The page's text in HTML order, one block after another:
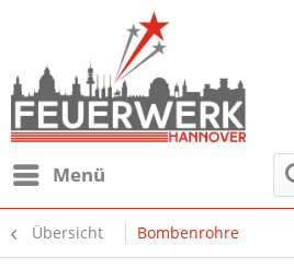
Menü
Übersicht Bombenrohre